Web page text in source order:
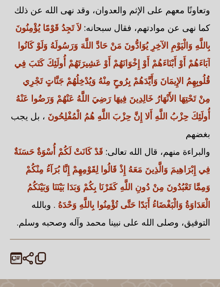
وتعاونًا معهم على الإثم والعدوان، وقد نهى الله عن ذلك
كما نهى عن موادتهم، فقال سبحانه: لاَ تَجِدُ قَوْمًا يُؤْمِنُونَ
بِاللَّهِ وَالْيَوْمِ الآخِرِ يُوَادُّونَ مَنْ حَادَّ اللَّهَ وَرَسُولَهُ وَلَوْ كَانُوا
آبَاءَهُمْ أَوْ أَبْنَاءَهُمْ أَوْ إِخْوَانَهُمْ أَوْ عَشِيرَتَهُمْ أُولَئِكَ كَتَبَ فِي
قُلُوبِهِمُ الإِيمَانَ وَأَيَّدَهُمْ بِرُوحٍ مِنْهُ وَيُدْخِلُهُمْ جَنَّاتٍ تَجْرِي
مِنْ تَحْتِهَا الأَنْهَارُ خَالِدِينَ فِيهَا رَضِيَ اللَّهُ عَنْهُمْ وَرَضُوا عَنْهُ
أُولَئِكَ حِزْبُ اللَّهِ أَلا إِنَّ حِزْبَ اللَّهِ هُمُ الْمُفْلِحُونَ ، بل يجب
بغضهم
والبراءة منهم، قال الله تعالى: قَدْ كَانَتْ لَكُمْ أُسْوَةٌ حَسَنَةٌ
فِي إِبْرَاهِيمَ وَالَّذِينَ مَعَهُ إِذْ قَالُوا لِقَوْمِهِمْ إِنَّا بُرَآءُ مِنْكُمْ
وَمِمَّا تَعْبُدُونَ مِنْ دُونِ اللَّهِ كَفَرْنَا بِكُمْ وَبَدَا بَيْنَنَا وَبَيْنَكُمُ
الْعَدَاوَةُ وَالْبَغْضَاءُ أَبَدًا حَتَّى تُؤْمِنُوا بِاللَّهِ وَحْدَهُ . وبالله
التوفيق، وصلى الله على نبينا محمد وآله وصحبه وسلم.